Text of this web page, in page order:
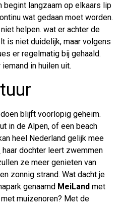
begint langzaam op elkaars lip
wat gedaan moet worden.
helpen. wat er achter de
is niet duidelijk, maar volgens
er regelmatig bij gehaald.
in huilen uit.
blijft voorlopig geheim.
in de Alpen, of een beach
heel Nederland gelijk mee
haar dochter leert zwemmen
ze meer genieten van
zonnig strand. Wat dacht je
genaamd MeiLand met
muizenoren? Met de